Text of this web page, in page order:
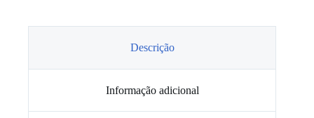
Descrição
Informação adicional